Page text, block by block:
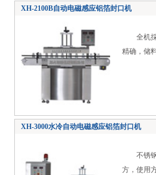
XH-2100B自动电磁感应铝箔封口机
全机採
精确，储
XH-3000水冷自动电磁感应铝箔封口机
不锈钢
方，使用